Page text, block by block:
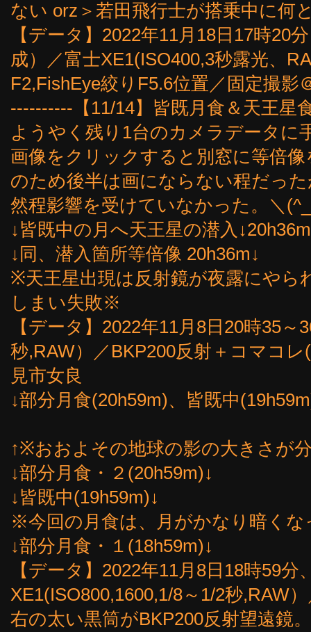
ない orz＞若田飛行士が搭乗中に何
【データ】2022年11月18日17時20
成）／富士XE1(ISO400,3秒露光、
F2,FishEye絞りF5.6位置／固定撮影
----------【11/14】皆既月食＆天王星
ようやく残り1台のカメラデータ
画像をクリックすると別窓に等倍
のため後半は画にならない程だっ
然程影響を受けていなかった。＼
↓皆既中の月へ天王星の潜入
↓同、潜入箇所等倍像 20h36m↓
※天王星出現は反射鏡が夜露にやら
しまい失敗※
【データ】2022年11月8日20時35
秒,RAW）／BKP200反射＋コマコ
見市女良
↓部分月食(20h59m)、皆既中
↑※おおよその地球の影の大きさが
↓部分月食・２(20h59m)↓
↓皆既中(19h59m)↓
※今回の月食は、月がかなり暗く
↓部分月食・１(18h59m)↓
【データ】2022年11月8日18時59
XE1(ISO800,1600,1/8～1/2秒,RAW
右の太い黒筒がBKP200反射望遠鏡